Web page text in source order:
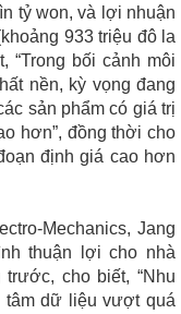
tỷ won, và lợi nhuận
933 triệu đô la
“Trong bối cảnh môi
nền, kỳ vọng đang
sản phẩm có giá trị
hơn”, đồng thời cho
định giá cao hơn
Mechanics, Jang
thuận lợi cho nhà
cho biết, “Nhu
tâm dữ liệu vượt quá